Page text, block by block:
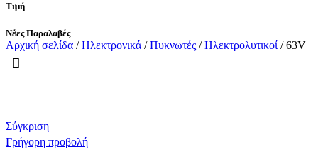
Τιμή
Νέες Παραλαβές
Αρχική σελίδα / Ηλεκτρονικά / Πυκνωτές / Ηλεκτρολυτικοί / 63V
Σύγκριση
Γρήγορη προβολή